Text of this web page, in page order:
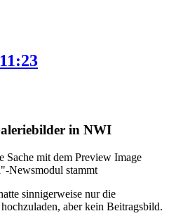
in NWI
Sache mit dem Preview Image
Newsmodul stammt
sinnigerweise nur die
aber kein Beitragsbild.